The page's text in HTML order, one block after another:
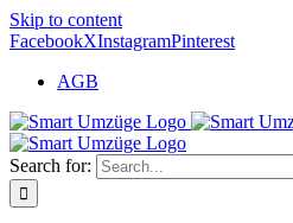
Skip to content
FacebookXInstagramPinterest
AGB
Search for: